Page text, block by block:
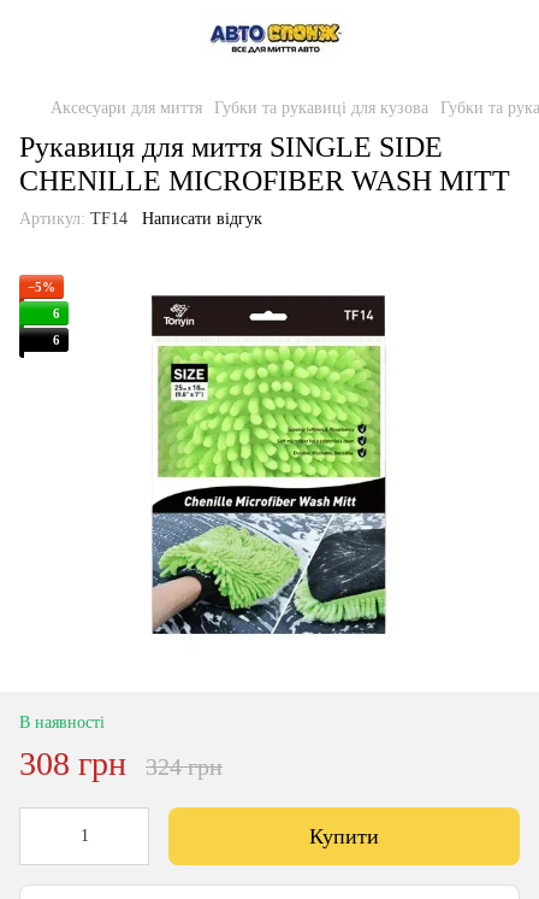
Аксесуари для миття Губки та рукавиці для кузова Губки та
Рукавиця для миття SINGLE SIDE
CHENILLE MICROFIBER WASH MITT
Артикул: TF14 Написати відгук
−5%
6
6
В наявності
308 грн 324 грн
Купити